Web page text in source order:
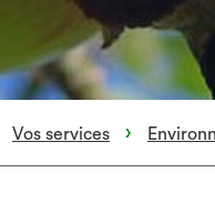
Vos services